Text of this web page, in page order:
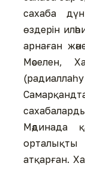
сахаба
өздерін
арнаған
Мәселен,
Мәдинада
орталықты
атқарған.